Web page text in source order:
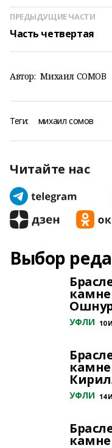
ПРЕДЫДУЩИЕ ЧАСТИ
Часть четвертая
Автор: Михаил СОМОВ
Теги: михаил сомов
Читайте нас
Выбор
УФЛИ 10
УФЛИ 14
камне